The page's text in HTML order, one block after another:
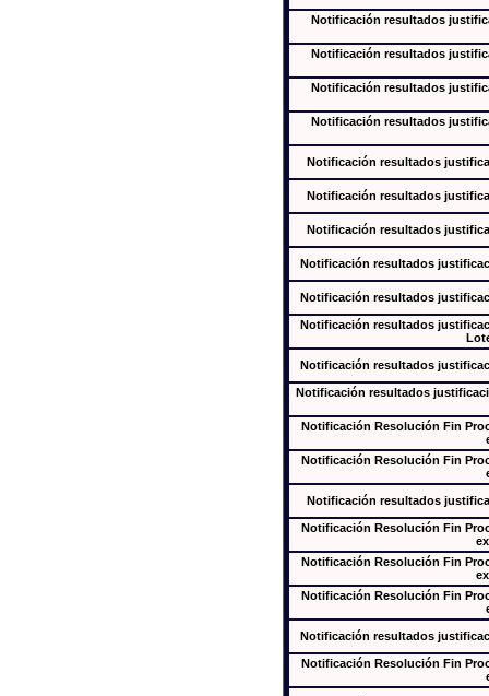
Notificación resultados
Notificación resultados
Notificación resultados
Notificación resultados
Notificación resultados
Notificación resultados
Notificación resultados
Notificación resultados
Notificación resultados
Notificación resultados
Notificación resultados
Notificación resultados
Notificación Resolución Fin
Notificación Resolución Fin
Notificación resultados
Notificación Resolución Fin
Notificación Resolución Fin
Notificación Resolución Fin
Notificación resultados
Notificación Resolución Fin